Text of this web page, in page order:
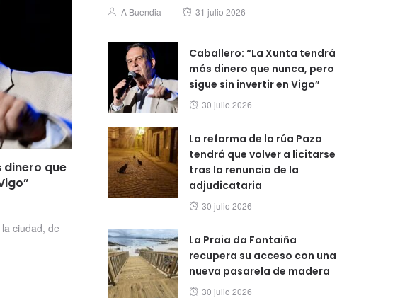
dinero que
ciudad, de
Author
A Buendia
Posted
31 julio 2026
Caballero: “La Xunta tendrá
más dinero que nunca, pero
sigue sin invertir en Vigo”
Posted
30 julio 2026
La reforma de la rúa Pazo
tendrá que volver a licitarse
tras la renuncia de la
adjudicataria
Posted
30 julio 2026
La Praia da Fontaiña
recupera su acceso con una
nueva pasarela de madera
Posted
30 julio 2026